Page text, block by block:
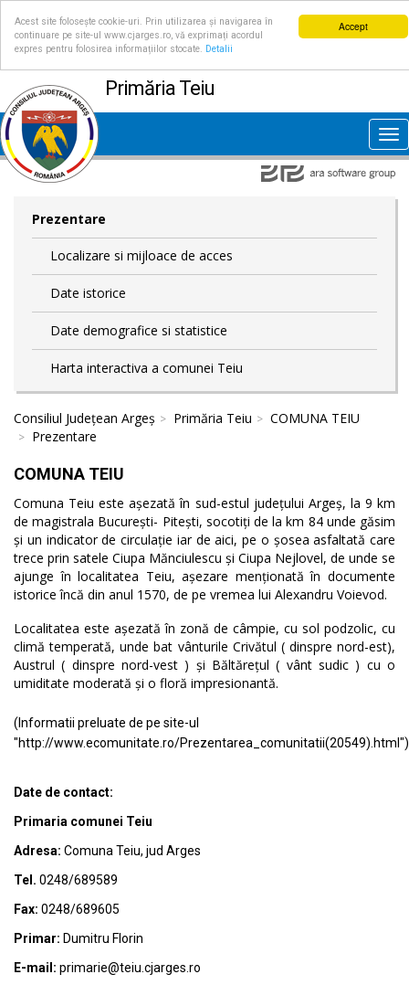
Accept
Acest site folosește cookie-uri. Prin utilizarea și navigarea în
continuare pe site-ul www.cjarges.ro, vă exprimați acordul
expres pentru folosirea informațiilor stocate.
Detalii
Primăria Teiu
Prezentare
Localizare si mijloace de acces
Date istorice
Date demografice si statistice
Harta interactiva a comunei Teiu
Consiliul Județean Argeș Primăria Teiu
COMUNA TEIU
Prezentare
COMUNA TEIU
Comuna Teiu este așezată în sud-estul județului Argeș, la 9 km
de magistrala București- Pitești, socotiți de la km 84 unde găsim
și un indicator de circulație iar de aici, pe o șosea asfaltată care
trece prin satele Ciupa Mănciulescu și Ciupa Nejlovel, de unde se
ajunge în localitatea Teiu, așezare menționată în documente
istorice încă din anul 1570, de pe vremea lui Alexandru Voievod.
Localitatea este așezată în zonă de câmpie, cu sol podzolic, cu
climă temperată, unde bat vânturile Crivătul ( dinspre nord-est),
Austrul ( dinspre nord-vest ) și Băltărețul ( vânt sudic ) cu o
umiditate moderată și o floră impresionantă.
(Informatii preluate de pe site-ul
"http://www.ecomunitate.ro/Prezentarea_comunitatii(20549).html")
Date de contact:
Primaria comunei Teiu
Adresa: Comuna Teiu, jud Arges
Tel. 0248/689589
Fax: 0248/689605
Primar: Dumitru Florin
E-mail: primarie@teiu.cjarges.ro